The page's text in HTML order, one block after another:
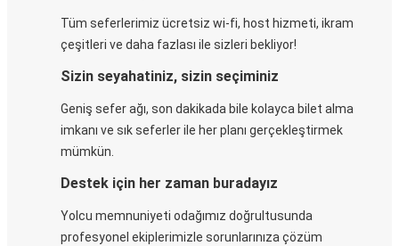
Tüm seferlerimiz ücretsiz wi-fi, host hizmeti, ikram
çeşitleri ve daha fazlası ile sizleri bekliyor!
Sizin seyahatiniz, sizin seçiminiz
Geniş sefer ağı, son dakikada bile kolayca bilet alma
imkanı ve sık seferler ile her planı gerçekleştirmek
mümkün.
Destek için her zaman buradayız
Yolcu memnuniyeti odağımız doğrultusunda
profesyonel ekiplerimizle sorunlarınıza çözüm